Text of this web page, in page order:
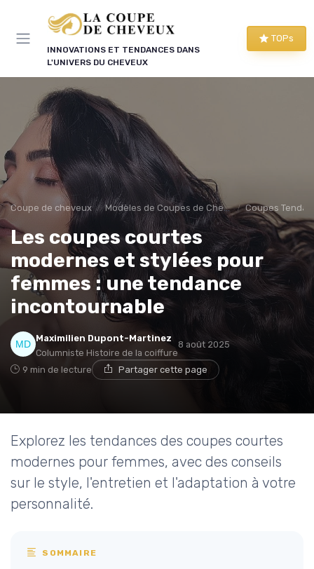
INNOVATIONS ET TENDANCES DANS
L'UNIVERS DU CHEVEUX
TOPs
Coupe de cheveux Modèles de Coupes de Cheveux Coupes
Les coupes courtes
modernes et stylées pour
femmes : une tendance
incontournable
Maximilien Dupont-Martinez
Columniste Histoire de la coiffure
8 août 2025
9 min de lecture Partager cette page
Explorez les tendances des coupes courtes
modernes pour femmes, avec des conseils
sur le style, l'entretien et l'adaptation à votre
personnalité.
SOMMAIRE